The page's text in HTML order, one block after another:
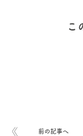
こ
前の記事へ